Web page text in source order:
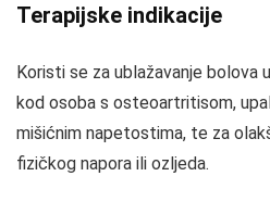
Terapijske indikacije
Koristi se za ublažavanje bolova
kod osoba s osteoartritisom,
mišićnim napetostima, te za
fizičkog napora ili ozljeda.